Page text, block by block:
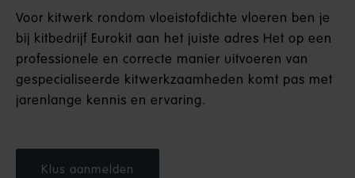
Voor kitwerk rondom vloeistofdichte vloeren ben je
bij kitbedrijf Eurokit aan het juiste adres Het op een
professionele en correcte manier uitvoeren van
gespecialiseerde kitwerkzaamheden komt pas met
jarenlange kennis en ervaring.
Klus aanmelden